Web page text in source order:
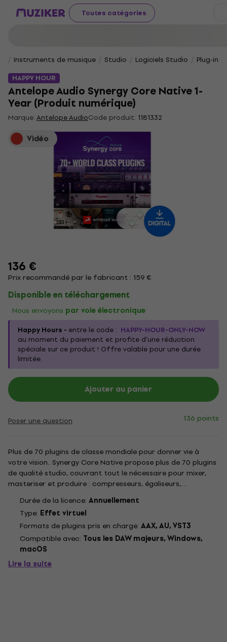
Toutes catégories
Instruments de musique Studio Logiciels Studio
Plug-
HAPPY HOUR
Antelope Audio Synergy Core Native 1-
Year (Produit numérique)
Marque:Antelope AudioCode produit: 1181332
Vidéo
136 €
Prix recommandé par le fabricant : 159 €
Disponible en téléchargement
Nous envoyons par voie électronique
Happy Hours - entre le code : HAPPY-HOUR-ONLY-NOW
au moment du paiement et profite d'une réduction
spéciale sur ce produit ! Offre valable pour une durée
limitée.
Ajouter au panier
Poser une question 136 points
Plus de 70 plugins de classe mondiale pour donner vie à
votre vision.. Synergy Core Native propose plus de 70 plugins
de qualité studio, couvrant tout le nécessaire pour mixer,
masteriser et produire : compresseurs, égaliseurs,
réverbérations, delays, correction de hauteur, outils de
modulation et d'analyse. Cette collection associe des...
Durée de la licence: Annuellement
Type: Effet virtuel
Formats de plugins pris en charge: AAX, AU, VST3
Compatible avec: Tous les DAW majeurs, Windows,
macOS
Lire la suite